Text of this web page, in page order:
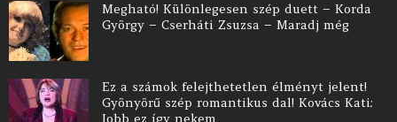
Megható! Különlegesen szép duett – Korda
György – Cserháti Zsuzsa – Maradj még
Ez a számok felejthetetlen élményt jelent!
Gyönyörű szép romantikus dal! Kovács Kati:
Jobb ez így nekem